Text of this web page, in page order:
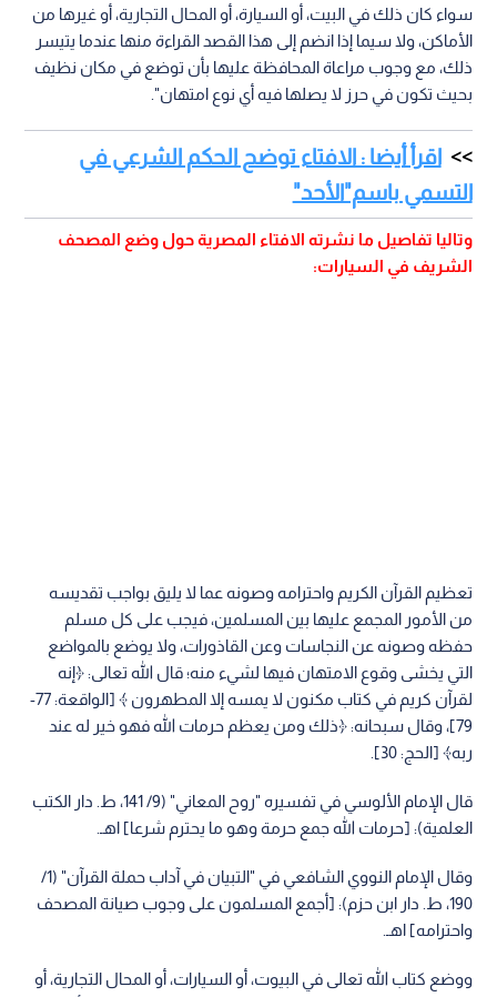
سواء كان ذلك في البيت، أو السيارة، أو المحال التجارية، أو غيرها من
الأماكن، ولا سيما إذا انضم إلى هذا القصد القراءة منها عندما يتيسر
ذلك، مع وجوب مراعاة المحافظة عليها بأن توضع في مكان نظيف
بحيث تكون في حرز لا يصلها فيه أي نوع امتهان".
اقرأ أيضا : الافتاء توضح الحكم الشرعي في
التسمي باسم"الأحد"
وتاليا تفاصيل ما نشرته الافتاء المصرية حول وضع المصحف
الشريف في السيارات:
تعظيم القرآن الكريم واحترامه وصونه عما لا يليق بواجب تقديسه
من الأمور المجمع عليها بين المسلمين، فيجب على كل مسلم
حفظه وصونه عن النجاسات وعن القاذورات، ولا يوضع بالمواضع
التي يخشى وقوع الامتهان فيها لشيء منه؛ قال الله تعالى: ﴿إنه
لقرآن كريم في كتاب مكنون لا يمسه إلا المطهرون ﴾ [الواقعة: 77-
79]، وقال سبحانه: ﴿ذلك ومن يعظم حرمات الله فهو خير له عند
ربه﴾ [الحج: 30].
قال الإمام الألوسي في تفسيره "روح المعاني" (9/ 141، ط. دار الكتب
العلمية): [حرمات الله جمع حرمة وهو ما يحترم شرعا] اهـ.
وقال الإمام النووي الشافعي في "التبيان في آداب حملة القرآن" (1/
190، ط. دار ابن حزم): [أجمع المسلمون على وجوب صيانة المصحف
واحترامه] اهـ.
ووضع كتاب الله تعالى في البيوت، أو السيارات، أو المحال التجارية، أو